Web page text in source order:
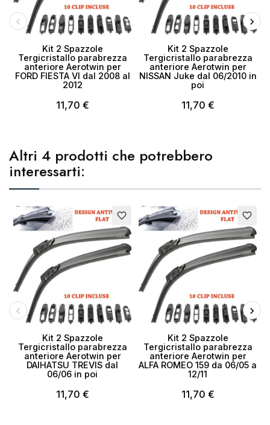
Kit 2 Spazzole
Tergicristallo parabrezza
anteriore Aerotwin per
FORD FIESTA VI dal 2008 al
2012
11,70 €
Kit 2 Spazzole
Tergicristallo parabrezza
anteriore Aerotwin per
NISSAN Juke dal 06/2010 in
poi
11,70 €
Altri 4 prodotti che potrebbero
interessarti:
favorite_border
Kit 2 Spazzole
Tergicristallo parabrezza
anteriore Aerotwin per
DAIHATSU TREVIS dal
06/06 in poi
11,70 €
favorite_border
Kit 2 Spazzole
Tergicristallo parabrezza
anteriore Aerotwin per
ALFA ROMEO 159 da 06/05 a
12/11
11,70 €